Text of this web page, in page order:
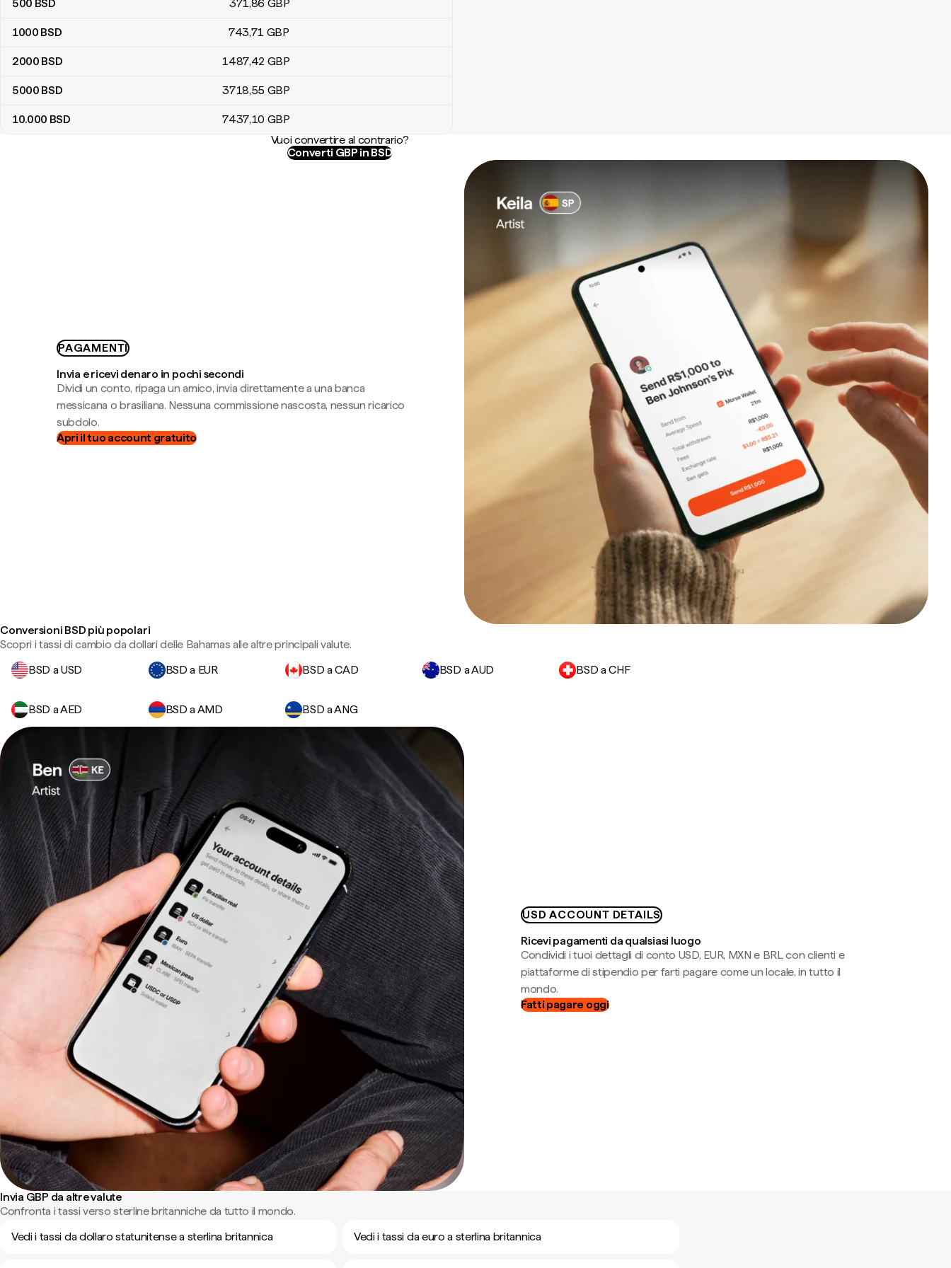
500 BSD 371,86 GBP
1000 BSD 743,71 GBP
2000 BSD 1487,42 GBP
5000 BSD 3718,55 GBP
10.000 BSD 7437,10 GBP
Vuoi convertire al contrario?
Converti GBP in BSD
PAGAMENTI
Invia e ricevi denaro in pochi secondi
Dividi un conto, ripaga un amico, invia direttamente a una banca
messicana o brasiliana. Nessuna commissione nascosta, nessun ricarico
subdolo.
Apri il tuo account gratuito
Conversioni BSD più popolari
Scopri i tassi di cambio da dollari delle Bahamas alle altre principali valute.
BSD a USD
BSD a EUR BSD a CAD BSD a AUD BSD a CHF
BSD a AED BSD a AMD BSD a ANG
USD ACCOUNT DETAILS
Ricevi pagamenti da qualsiasi luogo
Condividi i tuoi dettagli di conto USD, EUR, MXN e BRL con clienti e
piattaforme di stipendio per farti pagare come un locale, in tutto il
mondo.
Fatti pagare oggi
Invia GBP da altre valute
Confronta i tassi verso sterline britanniche da tutto il mondo.
Vedi i tassi da dollaro statunitense a sterlina britannica
Vedi i tassi da euro a sterlina britannica